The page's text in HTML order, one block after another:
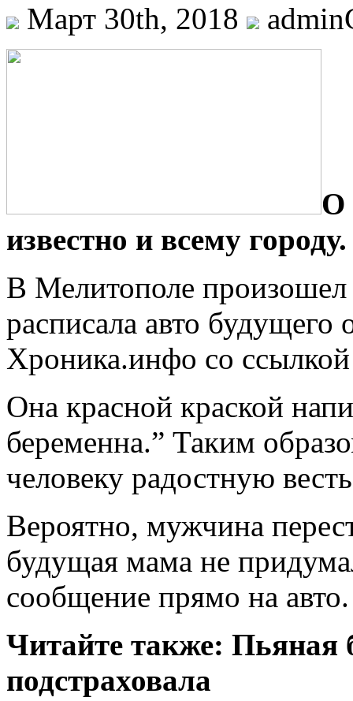
Март 30th, 2018
O
известно и всему городу.
В Мелитополе произошел
расписала авто будущего
Хроника.инфо со
Она красной краской
беременна.” Таким
человеку радостную
Вероятно, мужчина
будущая мама не
сообщение прямо на авто.
Читайте также: Пьяная
подстраховала